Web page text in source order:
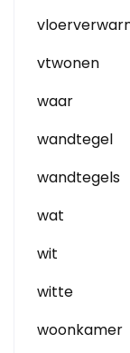
vtwonen
waar
wandtegel
wandtegels
wat
wit
witte
woonkamer